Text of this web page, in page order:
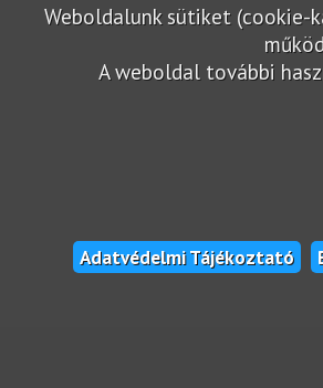
Weboldalunk sütiket (cookie-
A weboldal további
Adatvédelmi Tájékoztató